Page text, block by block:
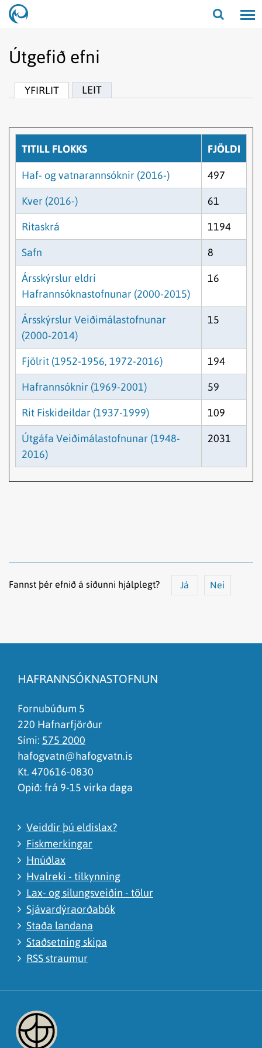
Opna/
Útgefið efni
YFIRLIT LEIT
TITILL FLOKKS FJÖLDI
Haf- og vatnarannsóknir (2016-) 497
Kver (2016-) 61
Ritaskrá 1194
Safn 8
Ársskýrslur eldri
Hafrannsóknastofnunar (2000-2015)
16
Ársskýrslur Veiðimálastofnunar
(2000-2014)
15
Fjölrit (1952-1956, 1972-2016) 194
Hafrannsóknir (1969-2001) 59
Rit Fiskideildar (1937-1999) 109
Útgáfa Veiðimálastofnunar (1948-
2016)
2031
Fannst þér efnið á síðunni hjálplegt? Já Nei
Það er of mikið efni á síðunni
Ég skil ekki efnið, finnst það of flókið
HAFRANNSÓKNASTOFNUN
Fornubúðum 5
220 Hafnarfjörður
Sími: 575 2000
hafogvatn@hafogvatn.is
Kt. 470616-0830
Opið: frá 9-15 virka daga
Veiddir þú eldislax?
Fiskmerkingar
Hnúðlax
Hvalreki - tilkynning
Lax- og silungsveiðin - tölur
Sjávardýraorðabók
Staða landana
Staðsetning skipa
RSS straumur